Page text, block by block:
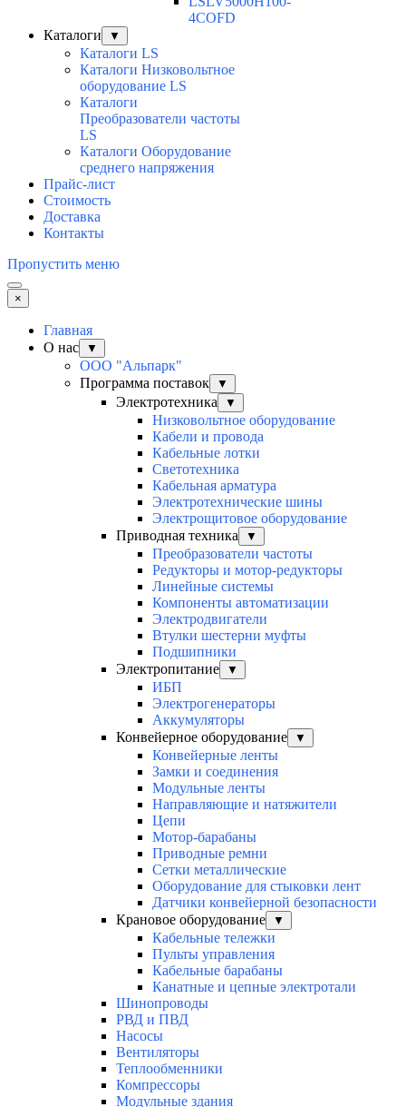
4COFD
Каталоги
▼
Каталоги LS
Каталоги Низковольтное
оборудование LS
Каталоги
Преобразователи частоты
LS
Каталоги Оборудование
среднего напряжения
Прайс-лист
Стоимость
Доставка
Контакты
Пропустить меню
×
Главная
О нас
▼
ООО "Альпарк"
Программа поставок
▼
Электротехника ▼
Низковольтное оборудование
Кабели и провода
Кабельные лотки
Светотехника
Кабельная арматура
Электротехнические шины
Электрощитовое оборудование
Приводная техника
▼
Преобразователи частоты
Редукторы и мотор-редукторы
Линейные системы
Компоненты автоматизации
Электродвигатели
Втулки шестерни муфты
Подшипники
Электропитание
▼
ИБП
Электрогенераторы
Аккумуляторы
Конвейерное оборудование
▼
Конвейерные ленты
Замки и соединения
Модульные ленты
Направляющие и натяжители
Цепи
Мотор-барабаны
Приводные ремни
Сетки металлические
Оборудование для стыковки лент
Датчики конвейерной безопасности
Крановое оборудование
▼
Кабельные тележки
Пульты управления
Кабельные барабаны
Канатные и цепные электротали
Шинопроводы
РВД и ПВД
Насосы
Вентиляторы
Теплообменники
Компрессоры
Модульные здания